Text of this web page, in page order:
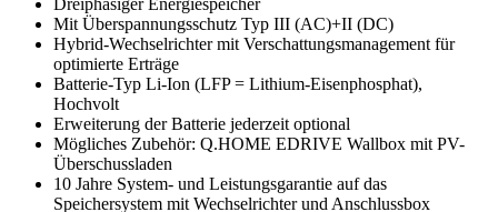
Dreiphasiger Energiespeicher
Mit Überspannungsschutz Typ III (AC)+II (DC)
Hybrid-Wechselrichter mit Verschattungsmanagement für
optimierte Erträge
Batterie-Typ Li-Ion (LFP = Lithium-Eisenphosphat),
Hochvolt
Erweiterung der Batterie jederzeit optional
Mögliches Zubehör: Q.HOME EDRIVE Wallbox mit PV-
Überschussladen
10 Jahre System- und Leistungsgarantie auf das
Speichersystem mit Wechselrichter und Anschlussbox